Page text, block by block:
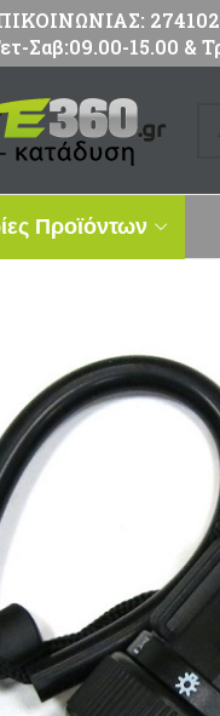
Σαβ:09.00-15.00 &
Προϊόντων